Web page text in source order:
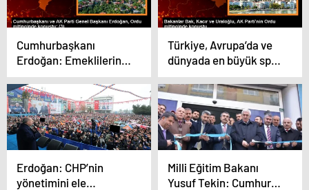
Cumhurbaşkanı
Erdoğan: Emeklilerin
bayram ikramiyesi 3
bin liraya çıkacak
Türkiye, Avrupa’da ve
dünyada en büyük spor
tesisi yatırımı yapan
ülke konumunda
Erdoğan: CHP’nin
yönetimini ele
Milli Eğitim Bakanı
Yusuf Tekin: Cumhur